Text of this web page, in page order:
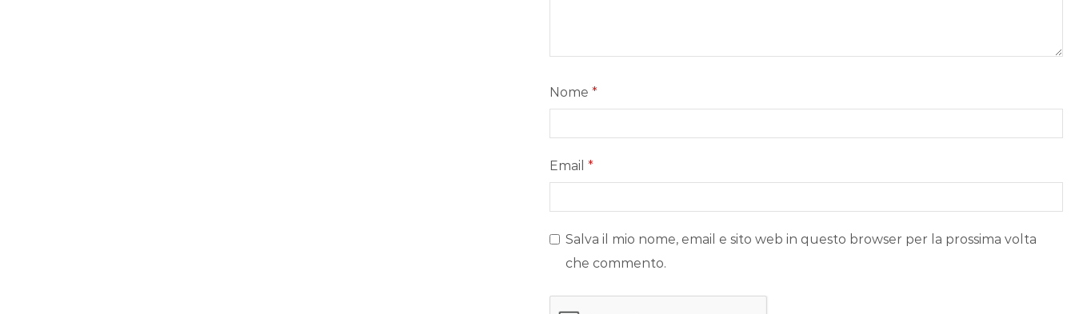
Nome *
Email *
Salva il mio nome, email e sito web in questo browser per la prossima volta
che commento.